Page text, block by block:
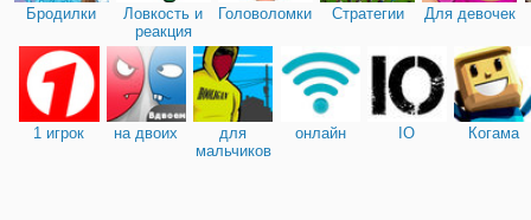
Бродилки
Ловкость и
реакция
Головоломки Стратегии Для девочек
1 игрок на двоих
для
мальчиков
онлайн IO Когама